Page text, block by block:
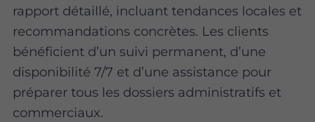
rapport détaillé, incluant tendances locales et
recommandations concrètes. Les clients
bénéficient d’un suivi permanent, d’une
disponibilité 7/7 et d’une assistance pour
préparer tous les dossiers administratifs et
commerciaux.